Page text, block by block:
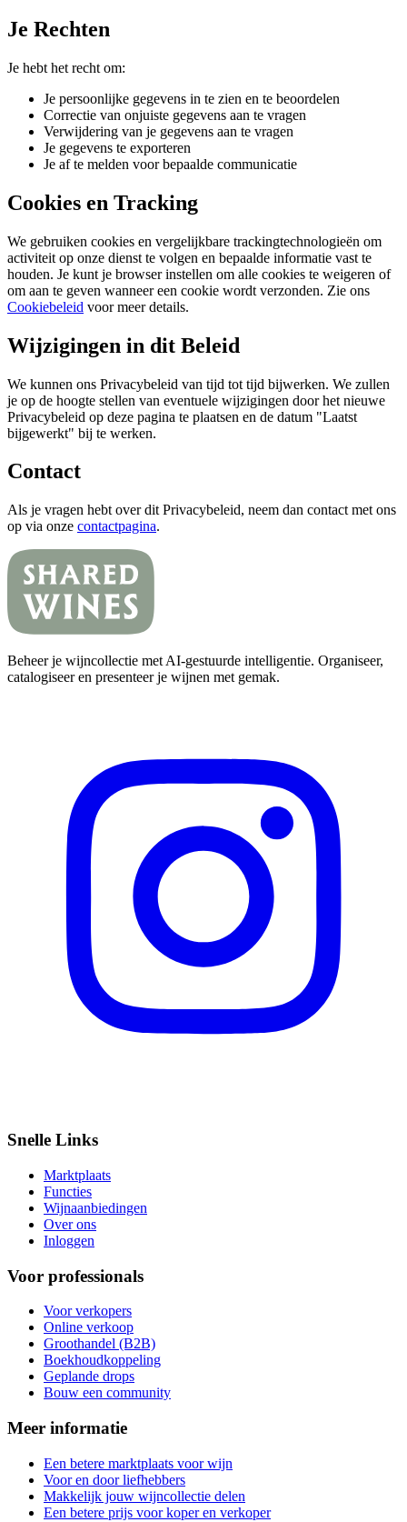
Je Rechten
Je hebt het recht om:
Je persoonlijke gegevens in te zien en te beoordelen
Correctie van onjuiste gegevens aan te vragen
Verwijdering van je gegevens aan te vragen
Je gegevens te exporteren
Je af te melden voor bepaalde communicatie
Cookies en Tracking
We gebruiken cookies en vergelijkbare trackingtechnologieën om
activiteit op onze dienst te volgen en bepaalde informatie vast te
houden. Je kunt je browser instellen om alle cookies te weigeren of
om aan te geven wanneer een cookie wordt verzonden. Zie ons
Cookiebeleid voor meer details.
Wijzigingen in dit Beleid
We kunnen ons Privacybeleid van tijd tot tijd bijwerken. We zullen
je op de hoogte stellen van eventuele wijzigingen door het nieuwe
Privacybeleid op deze pagina te plaatsen en de datum "Laatst
bijgewerkt" bij te werken.
Contact
Als je vragen hebt over dit Privacybeleid, neem dan contact met ons
op via onze contactpagina.
Beheer je wijncollectie met AI-gestuurde intelligentie. Organiseer,
catalogiseer en presenteer je wijnen met gemak.
Snelle Links
Marktplaats
Functies
Wijnaanbiedingen
Over ons
Inloggen
Voor professionals
Voor verkopers
Online verkoop
Groothandel (B2B)
Boekhoudkoppeling
Geplande drops
Bouw een community
Meer informatie
Een betere marktplaats voor wijn
Voor en door liefhebbers
Makkelijk jouw wijncollectie delen
Een betere prijs voor koper en verkoper